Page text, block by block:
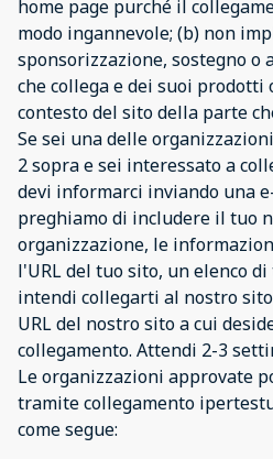
home page purché il
modo ingannevole; (b) non
sponsorizzazione, sostegno o
che collega e dei suoi prodotti
contesto del sito della parte
Se sei una delle
2 sopra e sei interessato a
devi informarci inviando una
preghiamo di includere il tuo
organizzazione, le
l'URL del tuo sito, un elenco
intendi collegarti al nostro
URL del nostro sito a cui
collegamento. Attendi 2-3
Le organizzazioni approvate
tramite collegamento
come segue: